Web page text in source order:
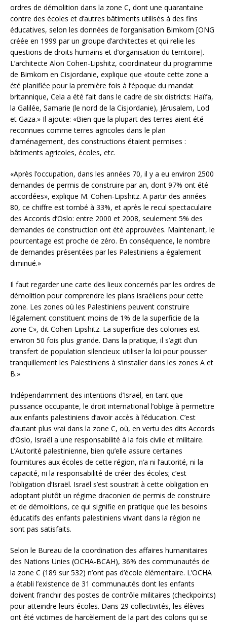
ordres de démolition dans la zone C, dont une quarantaine
contre des écoles et d’autres bâtiments utilisés à des fins
éducatives, selon les données de l’organisation Bimkom [ONG
créée en 1999 par un groupe d’architectes et qui relie les
questions de droits humains et d’organisation du territoire].
L’architecte Alon Cohen-Lipshitz, coordinateur du programme
de Bimkom en Cisjordanie, explique que «toute cette zone a
été planifiée pour la première fois à l’époque du mandat
britannique, Cela a été fait dans le cadre de six districts: Haïfa,
la Galilée, Samarie (le nord de la Cisjordanie), Jérusalem, Lod
et Gaza.» Il ajoute: «Bien que la plupart des terres aient été
reconnues comme terres agricoles dans le plan
d’aménagement, des constructions étaient permises :
bâtiments agricoles, écoles, etc.
«Après l’occupation, dans les années 70, il y a eu environ 2500
demandes de permis de construire par an, dont 97% ont été
accordées», explique M. Cohen-Lipshitz. A partir des années
80, ce chiffre est tombé à 33%, et après le recul spectaculaire
des Accords d’Oslo: entre 2000 et 2008, seulement 5% des
demandes de construction ont été approuvées. Maintenant, le
pourcentage est proche de zéro. En conséquence, le nombre
de demandes présentées par les Palestiniens a également
diminué.»
Il faut regarder une carte des lieux concernés par les ordres de
démolition pour comprendre les plans israéliens pour cette
zone. Les zones où les Palestiniens peuvent construire
légalement constituent moins de 1% de la superficie de la
zone C», dit Cohen-Lipshitz. La superficie des colonies est
environ 50 fois plus grande. Dans la pratique, il s’agit d’un
transfert de population silencieux: utiliser la loi pour pousser
tranquillement les Palestiniens à s’installer dans les zones A et
B.»
Indépendamment des intentions d’Israël, en tant que
puissance occupante, le droit international l’oblige à permettre
aux enfants palestiniens d’avoir accès à l’éducation. C’est
d’autant plus vrai dans la zone C, où, en vertu des dits Accords
d’Oslo, Israël a une responsabilité à la fois civile et militaire.
L’Autorité palestinienne, bien qu’elle assure certaines
fournitures aux écoles de cette région, n’a ni l’autorité, ni la
capacité, ni la responsabilité de créer des écoles; c’est
l’obligation d’Israël. Israël s’est soustrait à cette obligation en
adoptant plutôt un régime draconien de permis de construire
et de démolitions, ce qui signifie en pratique que les besoins
éducatifs des enfants palestiniens vivant dans la région ne
sont pas satisfaits.
Selon le Bureau de la coordination des affaires humanitaires
des Nations Unies (OCHA-BCAH), 36% des communautés de
la zone C (189 sur 532) n’ont pas d’école élémentaire. L’OCHA
a établi l’existence de 31 communautés dont les enfants
doivent franchir des postes de contrôle militaires (checkpoints)
pour atteindre leurs écoles. Dans 29 collectivités, les élèves
ont été victimes de harcèlement de la part des colons qui se